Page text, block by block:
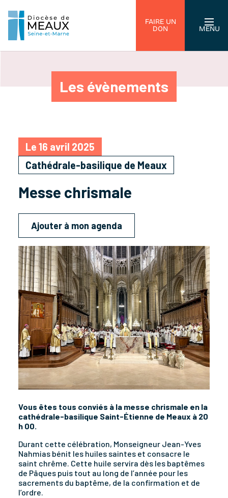
FAIRE UN
DON
MENU
Les évènements
Le 16 avril 2025
Cathédrale-basilique de Meaux
Messe chrismale
Ajouter à mon agenda
Vous êtes tous conviés à la messe chrismale en la
cathédrale-basilique Saint-Étienne de Meaux à 20
h 00.
Durant cette célébration, Monseigneur Jean-Yves
Nahmias bénit les huiles saintes et consacre le
saint chrême. Cette huile servira dès les baptêmes
de Pâques puis tout au long de l’année pour les
sacrements du baptême, de la confirmation et de
l’ordre.